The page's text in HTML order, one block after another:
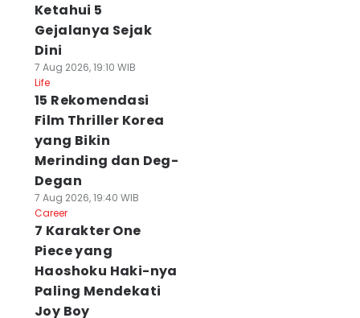
Ketahui 5
Gejalanya Sejak
Dini
7 Aug 2026, 19:10 WIB
Life
15 Rekomendasi
Film Thriller Korea
yang Bikin
Merinding dan Deg-
Degan
7 Aug 2026, 19:40 WIB
Career
7 Karakter One
Piece yang
Haoshoku Haki-nya
Paling Mendekati
Joy Boy